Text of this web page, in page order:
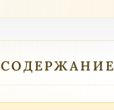
СОДЕРЖАНИЕ